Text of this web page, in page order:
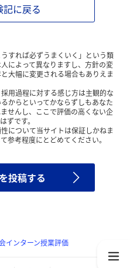
に戻る
すれば必ずうまくいく」という類
によって異なりますし、方針の変
大幅に変更される場合もありえま
用過程に対する感じ方は主観的な
からといってかならずしもあなた
せんし、ここで評価の高くない企
ずです。
について当サイトは保証しかねま
参考程度にとどめてください。
投稿する
インターン授業評価